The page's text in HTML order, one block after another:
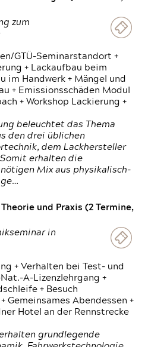
zum
GTÜ-Seminarstandort +
+ Lackaufbau beim
im Handwerk + Mängel und
+ Emissionsschäden Modul
+ Workshop Lackierung +
beleuchtet das Thema
den drei üblichen
dem Lackhersteller
erhalten die
Mix aus physikalisch-
und Praxis (2 Termine,
in
+ Verhalten bei Test- und
A-Lizenzlehrgang +
+ Besuch
Gemeinsames Abendessen +
Hotel an der Rennstrecke
grundlegende